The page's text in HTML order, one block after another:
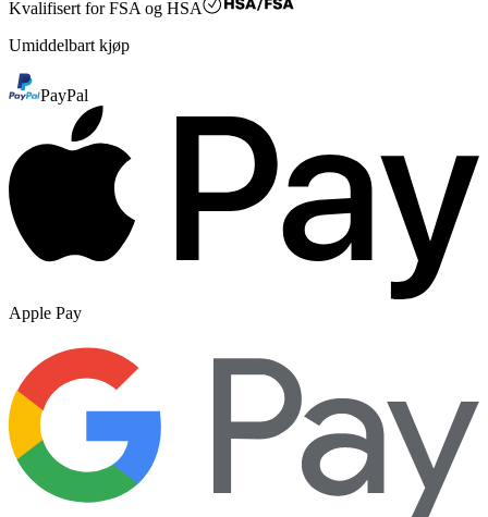
Kvalifisert forFSA og HSA
Umiddelbart kjøp
PayPal
Apple Pay